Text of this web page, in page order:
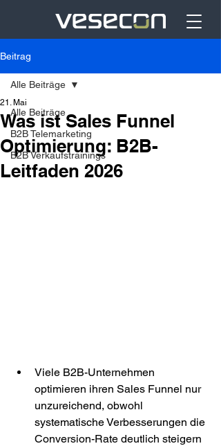
Beitrag
Alle Beiträge
B2B Telemarketing
B2B Verkaufstrainings
Alle Beiträge
Was ist Sales Funnel
Optimierung: B2B-
Leitfaden 2026
21. Mai
Viele B2B-Unternehmen
optimieren ihren Sales Funnel nur
unzureichend, obwohl
systematische Verbesserungen die
Conversion-Rate deutlich steigern